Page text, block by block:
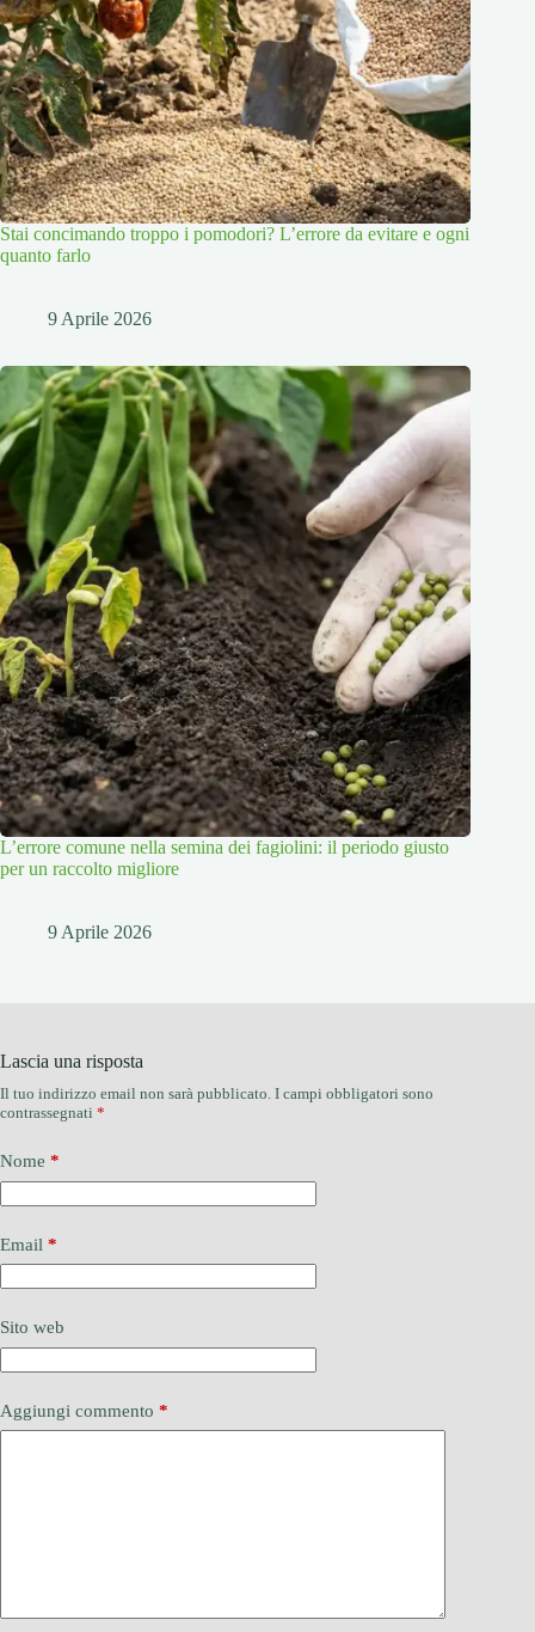
Stai concimando troppo i pomodori? L’errore da evitare e ogni
quanto farlo
9 Aprile 2026
L’errore comune nella semina dei fagiolini: il periodo giusto
per un raccolto migliore
9 Aprile 2026
Lascia una risposta
Il tuo indirizzo email non sarà pubblicato. I campi obbligatori sono
contrassegnati *
Nome *
Email *
Sito web
Aggiungi commento *